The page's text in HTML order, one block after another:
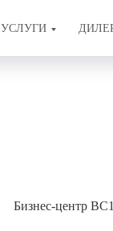
УСЛУГИ
Бизнес-центр